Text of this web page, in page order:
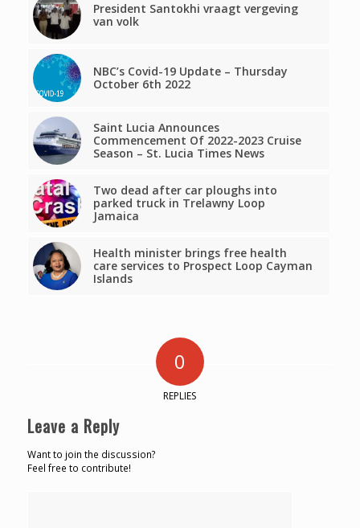
President Santokhi vraagt vergeving
van volk
NBC’s Covid-19 Update – Thursday
October 6th 2022
Saint Lucia Announces
Commencement Of 2022-2023 Cruise
Season – St. Lucia Times News
Two dead after car ploughs into
parked truck in Trelawny Loop
Jamaica
Health minister brings free health
care services to Prospect Loop Cayman
Islands
0
REPLIES
Leave a Reply
Want to join the discussion?
Feel free to contribute!